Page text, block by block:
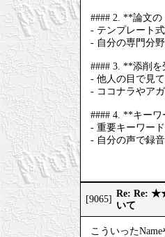
#### 2. **論文
- テンプレート
- 自分の専門分
#### 3. **添削
- 他人の目で見
- ココナラやア
#### 4. **キー
- 重要キーワー
- 自分の声で録
[9065]
Re: Re:
いて
こういった